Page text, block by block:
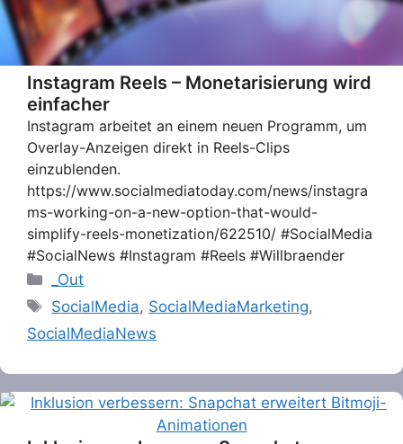
Instagram Reels – Monetarisierung wird
einfacher
Instagram arbeitet an einem neuen Programm, um
Overlay-Anzeigen direkt in Reels-Clips
einzublenden.
https://www.socialmediatoday.com/news/instagra
ms-working-on-a-new-option-that-would-
simplify-reels-monetization/622510/ #SocialMedia
#SocialNews #Instagram #Reels #Willbraender
Categories
_Out
Tags
SocialMedia, SocialMediaMarketing,
SocialMediaNews